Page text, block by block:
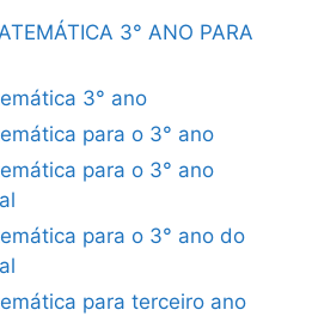
3° ANO PARA
3° ano
para o 3° ano
para o 3° ano
para o 3° ano do
para terceiro ano